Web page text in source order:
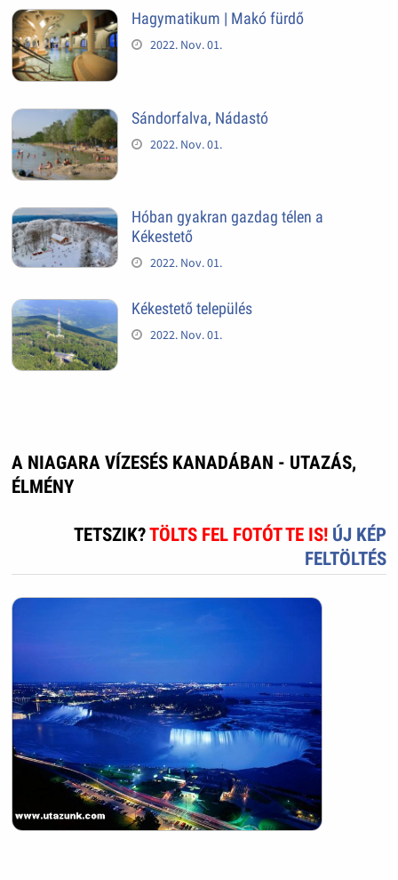
Hagymatikum | Makó fürdő
2022. Nov. 01.
Sándorfalva, Nádastó
2022. Nov. 01.
Hóban gyakran gazdag télen a
Kékestető
2022. Nov. 01.
Kékestető település
2022. Nov. 01.
A NIAGARA VÍZESÉS KANADÁBAN - UTAZÁS,
ÉLMÉNY
TETSZIK?TÖLTS FEL FOTÓT TE IS! ÚJ KÉP
FELTÖLTÉS